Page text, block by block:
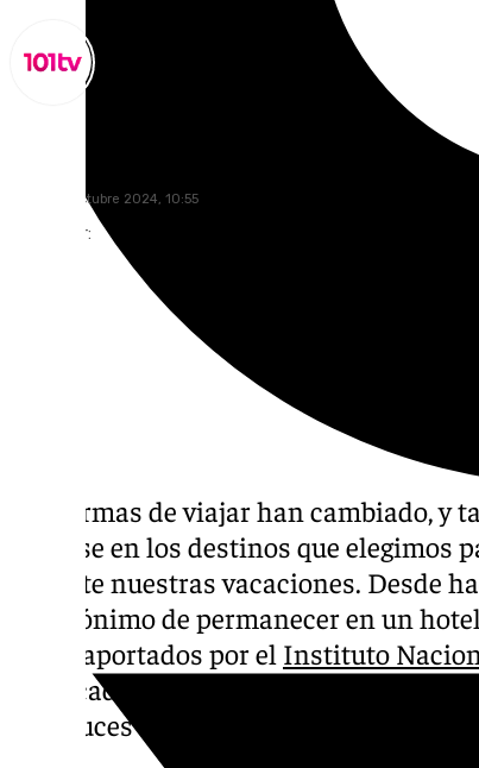
martes, 1 octubre 2024, 10:55
Compartir:
Las formas de viajar han cambiado, y
alojarse en los destinos que elegimos
durante nuestras vacaciones. Desde
es sinónimo de permanecer en un
datos aportados por el Instituto
destacada un aumento de las
andaluces en 8,64% con respecto al